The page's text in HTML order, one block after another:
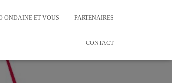
ONDAINE ET VOUS PARTENAIRES
CONTACT